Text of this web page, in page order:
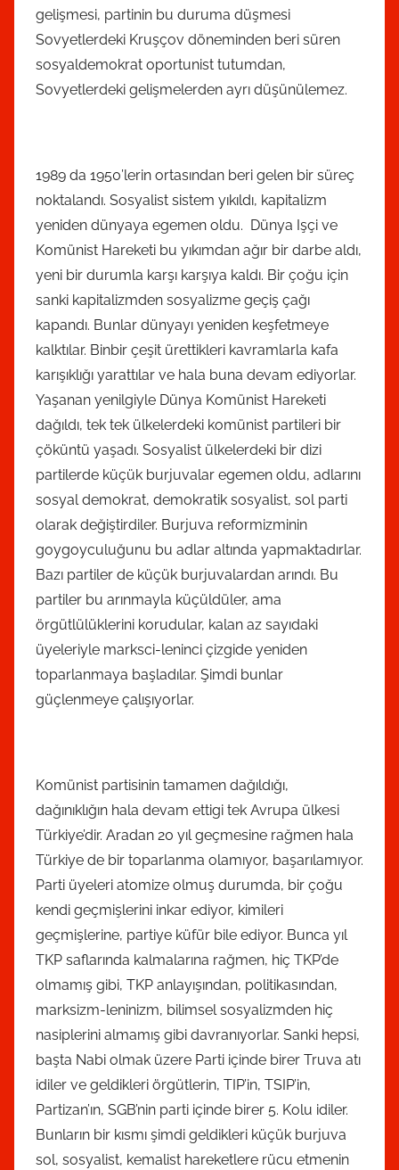
gelişmesi, partinin bu duruma düşmesi
Sovyetlerdeki Kruşçov döneminden beri süren
sosyaldemokrat oportunist tutumdan,
Sovyetlerdeki gelişmelerden ayrı düşünülemez.
1989 da 1950’lerin ortasından beri gelen bir süreç
noktalandı. Sosyalist sistem yıkıldı, kapitalizm
yeniden dünyaya egemen oldu. Dünya Işçi ve
Komünist Hareketi bu yıkımdan ağır bir darbe aldı,
yeni bir durumla karşı karşıya kaldı. Bir çoğu için
sanki kapitalizmden sosyalizme geçiş çağı
kapandı. Bunlar dünyayı yeniden keşfetmeye
kalktılar. Binbir çeşit ürettikleri kavramlarla kafa
karışıklığı yarattılar ve hala buna devam ediyorlar.
Yaşanan yenilgiyle Dünya Komünist Hareketi
dağıldı, tek tek ülkelerdeki komünist partileri bir
çöküntü yaşadı. Sosyalist ülkelerdeki bir dizi
partilerde küçük burjuvalar egemen oldu, adlarını
sosyal demokrat, demokratik sosyalist, sol parti
olarak değiştirdiler. Burjuva reformizminin
goygoyculuğunu bu adlar altında yapmaktadırlar.
Bazı partiler de küçük burjuvalardan arındı. Bu
partiler bu arınmayla küçüldüler, ama
örgütlülüklerini korudular, kalan az sayıdaki
üyeleriyle marksci-leninci çizgide yeniden
toparlanmaya başladılar. Şimdi bunlar
güçlenmeye çalışıyorlar.
Komünist partisinin tamamen dağıldığı,
dağınıklığın hala devam ettigi tek Avrupa ülkesi
Türkiye’dir. Aradan 20 yıl geçmesine rağmen hala
Türkiye de bir toparlanma olamıyor, başarılamıyor.
Parti üyeleri atomize olmuş durumda, bir çoğu
kendi geçmişlerini inkar ediyor, kimileri
geçmişlerine, partiye küfür bile ediyor. Bunca yıl
TKP saflarında kalmalarına rağmen, hiç TKP’de
olmamış gibi, TKP anlayışından, politikasından,
marksizm-leninizm, bilimsel sosyalizmden hiç
nasiplerini almamış gibi davranıyorlar. Sanki hepsi,
başta Nabi olmak üzere Parti içinde birer Truva atı
idiler ve geldikleri örgütlerin, TIP’in, TSIP’in,
Partizan’ın, SGB’nin parti içinde birer 5. Kolu idiler.
Bunların bir kısmı şimdi geldikleri küçük burjuva
sol, sosyalist, kemalist hareketlere rücu etmenin